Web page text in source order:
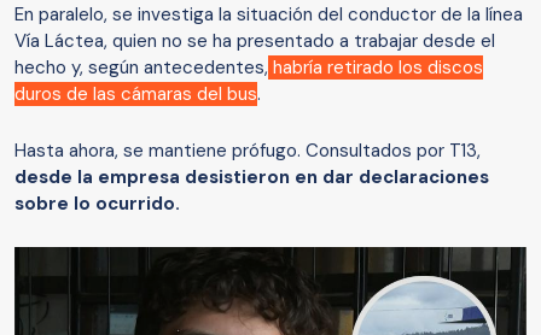
En paralelo, se investiga la situación del conductor de la línea
Vía Láctea, quien no se ha presentado a trabajar desde el
hecho y, según antecedentes, habría retirado los discos
duros de las cámaras del bus.
Hasta ahora, se mantiene prófugo. Consultados por T13,
desde la empresa desistieron en dar declaraciones
sobre lo ocurrido.